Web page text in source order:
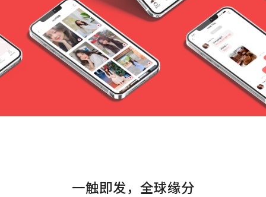
一触即发，全球缘分